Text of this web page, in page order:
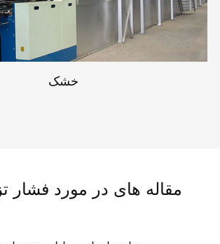
خشک
مقاله های در مورد فشار